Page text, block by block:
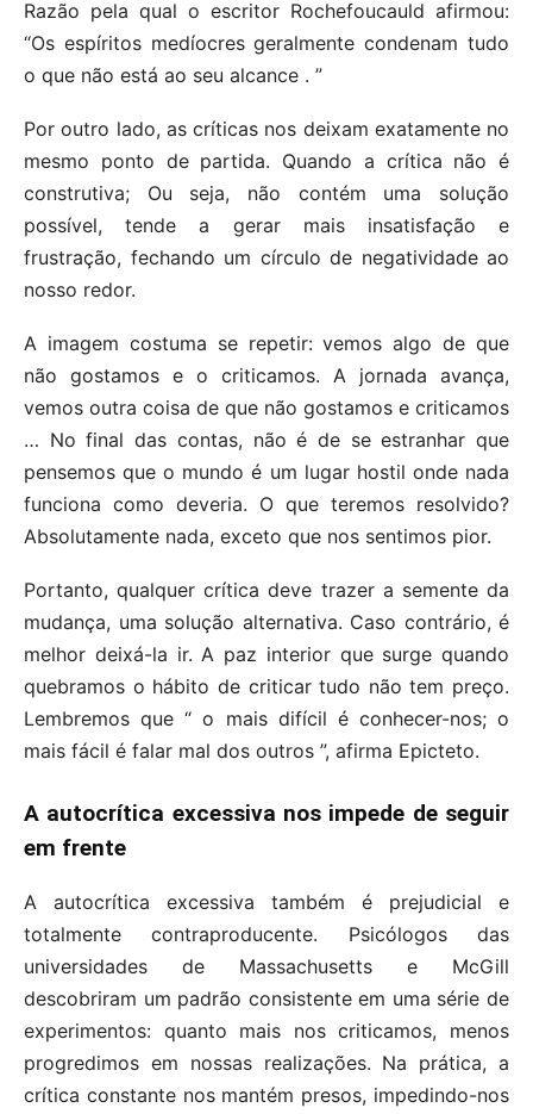
Razão pela qual o escritor Rochefoucauld afirmou:
“Os espíritos medíocres geralmente condenam tudo
o que não está ao seu alcance . ”
Por outro lado, as críticas nos deixam exatamente no
mesmo ponto de partida. Quando a crítica não é
construtiva; Ou seja, não contém uma solução
possível, tende a gerar mais insatisfação e
frustração, fechando um círculo de negatividade ao
nosso redor.
A imagem costuma se repetir: vemos algo de que
não gostamos e o criticamos. A jornada avança,
vemos outra coisa de que não gostamos e criticamos
… No final das contas, não é de se estranhar que
pensemos que o mundo é um lugar hostil onde nada
funciona como deveria. O que teremos resolvido?
Absolutamente nada, exceto que nos sentimos pior.
Portanto, qualquer crítica deve trazer a semente da
mudança, uma solução alternativa. Caso contrário, é
melhor deixá-la ir. A paz interior que surge quando
quebramos o hábito de criticar tudo não tem preço.
Lembremos que “ o mais difícil é conhecer-nos; o
mais fácil é falar mal dos outros ”, afirma Epicteto.
A autocrítica excessiva nos impede de seguir
em frente
A autocrítica excessiva também é prejudicial e
totalmente contraproducente. Psicólogos das
universidades de Massachusetts e McGill
descobriram um padrão consistente em uma série de
experimentos: quanto mais nos criticamos, menos
progredimos em nossas realizações. Na prática, a
crítica constante nos mantém presos, impedindo-nos